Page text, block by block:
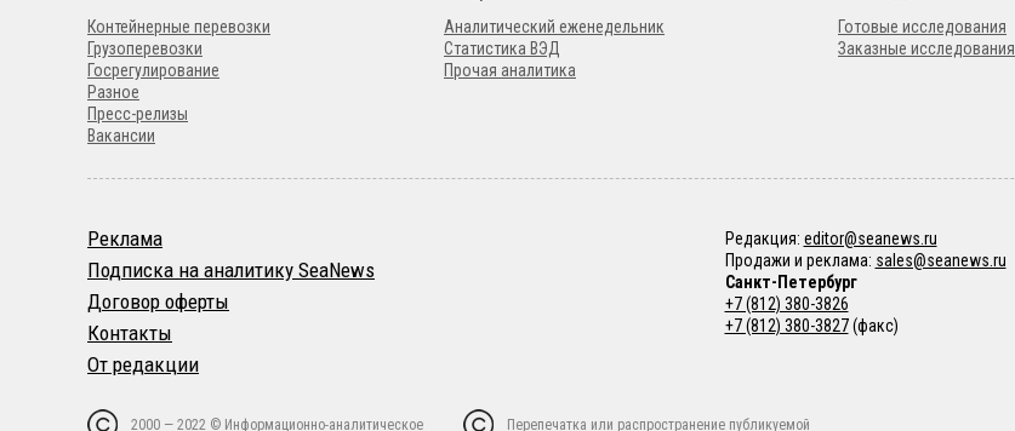
Контейнерные перевозки
Грузоперевозки
Госрегулирование
Разное
Пресс-релизы
Вакансии
Аналитический еженедельник
Статистика ВЭД
Прочая аналитика
Готовые исследования
Заказные исследования
Реклама
Подписка на аналитику SeaNews
Договор оферты
Контакты
От редакции
Редакция: editor@seanews.ru
Продажи и реклама: sales@seanews.ru
Санкт-Петербург
+7 (812) 380-3826
+7 (812) 380-3827(факс)
2000 — 2022 © Информационно-аналитическое Перепечатка или распространение публикуемой